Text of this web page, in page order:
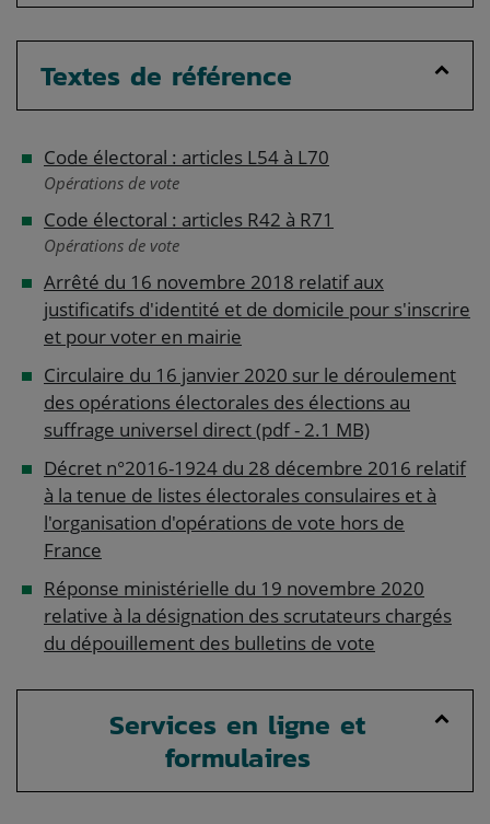
Textes de référence
Code électoral : articles L54 à L70
Opérations de vote
Code électoral : articles R42 à R71
Opérations de vote
Arrêté du 16 novembre 2018 relatif aux
justificatifs d'identité et de domicile pour s'inscrire
et pour voter en mairie
Circulaire du 16 janvier 2020 sur le déroulement
des opérations électorales des élections au
suffrage universel direct (pdf - 2.1 MB)
Décret n°2016-1924 du 28 décembre 2016 relatif
à la tenue de listes électorales consulaires et à
l'organisation d'opérations de vote hors de
France
Réponse ministérielle du 19 novembre 2020
relative à la désignation des scrutateurs chargés
du dépouillement des bulletins de vote
Services en ligne et
formulaires